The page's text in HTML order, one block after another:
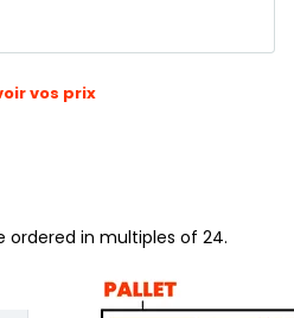
vos prix
ordered in multiples of 24.